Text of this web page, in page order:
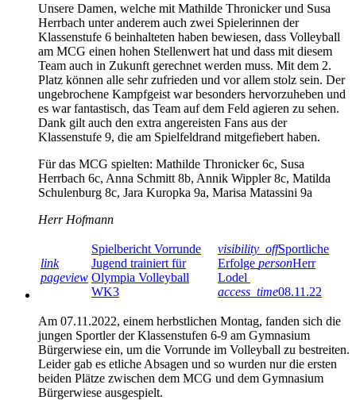
Unsere Damen, welche mit Mathilde Thronicker und Susa
Herrbach unter anderem auch zwei Spielerinnen der
Klassenstufe 6 beinhalteten haben bewiesen, dass Volleyball
am MCG einen hohen Stellenwert hat und dass mit diesem
Team auch in Zukunft gerechnet werden muss. Mit dem 2.
Platz können alle sehr zufrieden und vor allem stolz sein. Der
ungebrochene Kampfgeist war besonders hervorzuheben und
es war fantastisch, das Team auf dem Feld agieren zu sehen.
Dank gilt auch den extra angereisten Fans aus der
Klassenstufe 9, die am Spielfeldrand mitgefiebert haben.
Für das MCG spielten: Mathilde Thronicker 6c, Susa
Herrbach 6c, Anna Schmitt 8b, Annik Wippler 8c, Matilda
Schulenburg 8c, Jara Kuropka 9a, Marisa Matassini 9a
Herr Hofmann
link
pageview
Spielbericht Vorrunde
Jugend trainiert für
Olympia Volleyball
WK3
visibility_offSportliche
Erfolge personHerr
Lodel
access_time08.11.22
Am 07.11.2022, einem herbstlichen Montag, fanden sich die
jungen Sportler der Klassenstufen 6-9 am Gymnasium
Bürgerwiese ein, um die Vorrunde im Volleyball zu bestreiten.
Leider gab es etliche Absagen und so wurden nur die ersten
beiden Plätze zwischen dem MCG und dem Gymnasium
Bürgerwiese ausgespielt.